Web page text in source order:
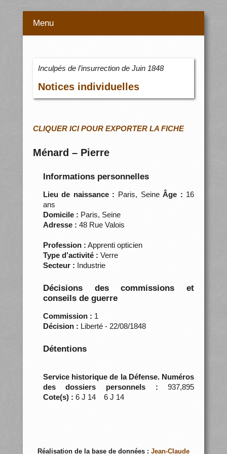
Menu
Inculpés de l’insurrection de Juin 1848
Notices individuelles
CLIQUER ICI POUR EXPORTER LA FICHE
Ménard – Pierre
Informations personnelles
Lieu de naissance : Paris, SeineÂge : 16
ans
Domicile : Paris, Seine
Adresse : 48 Rue Valois
Profession : Apprenti opticien
Type d’activité : Verre
Secteur : Industrie
Décisions des commissions et
conseils de guerre
Commission : 1
Décision : Liberté - 22/08/1848
Détentions
Service historique de la Défense. Numéros
des dossiers personnels :937,895
Cote(s) : 6 J 14 6 J 14
Réalisation de la base de données : Jean-Claude